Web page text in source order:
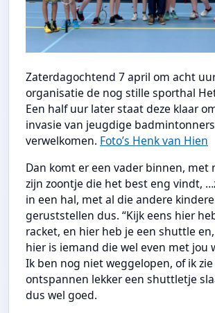
Zaterdagochtend 7 april om acht
organisatie de nog stille sporthal
Een half uur later staat deze klaar
invasie van jeugdige
verwelkomen. Foto’s Henk van Hien
Dan komt er een vader binnen, met
zijn zoontje die het best eng vindt,
in een hal, met al die andere
geruststellen dus. “Kijk eens hier
racket, en hier heb je een shuttle
hier is iemand die wel even met jou
Ik ben nog niet weggelopen, of ik
ontspannen lekker een shuttletje
dus wel goed.